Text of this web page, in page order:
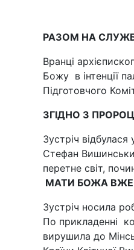
РАЗОМ НА
Вранці
Божу в інтенції
Підготовчого
ЗГІДНО З
Зустріч
Стефан
перетне світ,
МАТИ БОЖА ВЖЕ
Зустріч носила
По прикладенні
вирушила до